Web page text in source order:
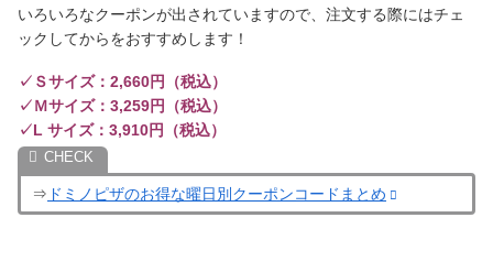
いろいろなクーポンが出されていますので、注文する際にはチェ
ックしてからをおすすめします！
✓Ｓサイズ：2,660円（税込）
✓Ｍサイズ：3,259円（税込）
✓L サイズ：3,910円（税込）
⇒ ドミノピザのお得な曜日別クーポンコードまとめ